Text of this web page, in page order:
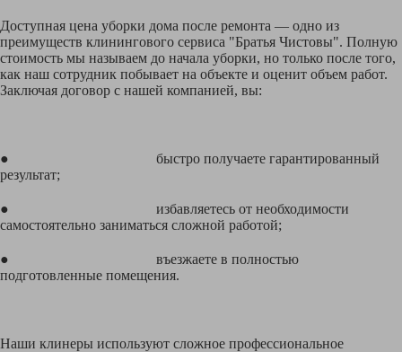
Доступная цена уборки дома после ремонта — одно из
преимуществ клинингового сервиса "Братья Чистовы". Полную
стоимость мы называем до начала уборки, но только после того,
как наш сотрудник побывает на объекте и оценит объем работ.
Заключая договор с нашей компанией, вы:
● быстро получаете гарантированный
результат;
● избавляетесь от необходимости
самостоятельно заниматься сложной работой;
● въезжаете в полностью
подготовленные помещения.
Наши клинеры используют сложное профессиональное